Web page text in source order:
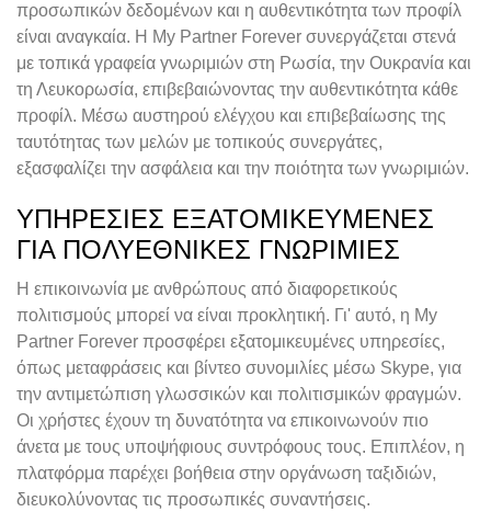
προσωπικών δεδομένων και η αυθεντικότητα των προφίλ
είναι αναγκαία. Η My Partner Forever συνεργάζεται στενά
με τοπικά γραφεία γνωριμιών στη Ρωσία, την Ουκρανία και
τη Λευκορωσία, επιβεβαιώνοντας την αυθεντικότητα κάθε
προφίλ. Μέσω αυστηρού ελέγχου και επιβεβαίωσης της
ταυτότητας των μελών με τοπικούς συνεργάτες,
εξασφαλίζει την ασφάλεια και την ποιότητα των γνωριμιών.
ΥΠΗΡΕΣΊΕΣ ΕΞΑΤΟΜΙΚΕΥΜΈΝΕΣ
ΓΙΑ ΠΟΛΥΕΘΝΙΚΈΣ ΓΝΩΡΙΜΊΕΣ
Η επικοινωνία με ανθρώπους από διαφορετικούς
πολιτισμούς μπορεί να είναι προκλητική. Γι' αυτό, η My
Partner Forever προσφέρει εξατομικευμένες υπηρεσίες,
όπως μεταφράσεις και βίντεο συνομιλίες μέσω Skype, για
την αντιμετώπιση γλωσσικών και πολιτισμικών φραγμών.
Οι χρήστες έχουν τη δυνατότητα να επικοινωνούν πιο
άνετα με τους υποψήφιους συντρόφους τους. Επιπλέον, η
πλατφόρμα παρέχει βοήθεια στην οργάνωση ταξιδιών,
διευκολύνοντας τις προσωπικές συναντήσεις.